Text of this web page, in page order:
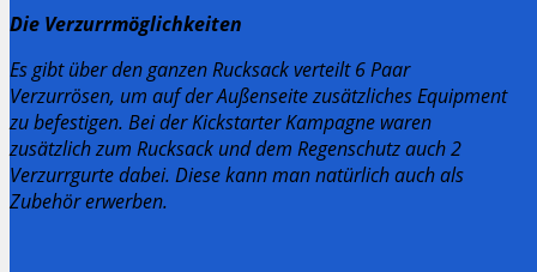
Die Verzurrmöglichkeiten
Es gibt über den ganzen Rucksack verteilt 6 Paar
Verzurrösen, um auf der Außenseite zusätzliches Equipment
zu befestigen. Bei der Kickstarter Kampagne waren
zusätzlich zum Rucksack und dem Regenschutz auch 2
Verzurrgurte dabei. Diese kann man natürlich auch als
Zubehör erwerben.